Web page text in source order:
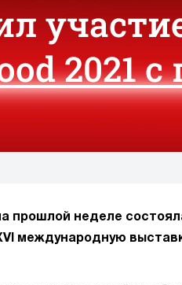
2021
прошлой неделе
международную